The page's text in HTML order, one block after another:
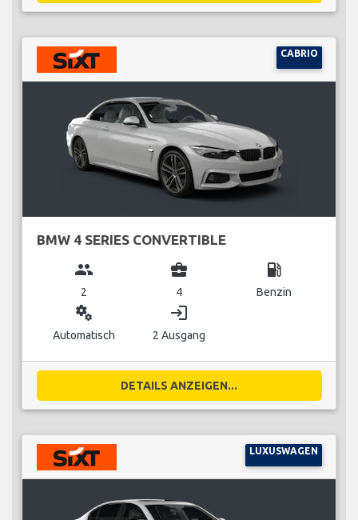
CABRIO
BMW 4 SERIES CONVERTIBLE
group
2
business_center
4
local_gas_station
Benzin
miscellaneous_services
Automatisch
login
2 Ausgang
DETAILS ANZEIGEN...
LUXUSWAGEN